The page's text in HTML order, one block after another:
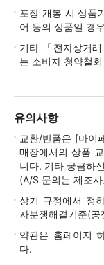
포장 개봉 시 상품
어 등의 상품일 경우
기타 「전자상거
는 소비자 청약철
유의사항
교환/반품은 [마이
매장에서의 상품
니다. 기타 궁금하
(A/S 문의는 제조
상기 규정에서 정
자분쟁해결기준(
약관은 홈페이지
다.